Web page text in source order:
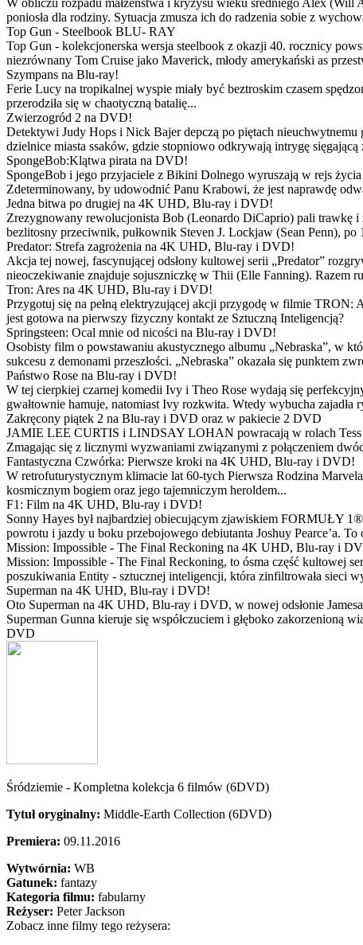
W obliczu rozpadu małżeństwa i kryzysu wieku średniego Alex (Will
poniosła dla rodziny. Sytuacja zmusza ich do radzenia sobie z
Top Gun - Steelbook BLU- RAY
Top Gun - kolekcjonerska wersja steelbook z okazji 40. rocznicy
niezrównany Tom Cruise jako Maverick, młody amerykański as
Szympans na Blu-ray!
Ferie Lucy na tropikalnej wyspie miały być beztroskim czasem
przerodziła się w chaotyczną batalię...
Zwierzogród 2 na DVD!
Detektywi Judy Hops i Nick Bajer depczą po piętach
dzielnice miasta ssaków, gdzie stopniowo odkrywają intrygę
SpongeBob:Klątwa pirata na DVD!
SpongeBob i jego przyjaciele z Bikini Dolnego wyruszają w rejs
Zdeterminowany, by udowodnić Panu Krabowi, że jest naprawdę
Jedna bitwa po drugiej na 4K UHD, Blu-ray i DVD!
Zrezygnowany rewolucjonista Bob (Leonardo DiCaprio) pali trawkę i
bezlitosny przeciwnik, pułkownik Steven J. Lockjaw (Sean Penn),
Predator: Strefa zagrożenia na 4K UHD, Blu-ray i DVD!
Akcja tej nowej, fascynującej odsłony kultowej serii „Predator”
nieoczekiwanie znajduje sojuszniczkę w Thii (Elle Fanning). Razem
Tron: Ares na 4K UHD, Blu-ray i DVD!
Przygotuj się na pełną elektryzującej akcji przygodę w filmie TRON:
jest gotowa na pierwszy fizyczny kontakt ze Sztuczną Inteligencją?
Springsteen: Ocal mnie od nicości na Blu-ray i DVD!
Osobisty film o powstawaniu akustycznego albumu „Nebraska”, w
sukcesu z demonami przeszłości. „Nebraska” okazała się punktem
Państwo Rose na Blu-ray i DVD!
W tej cierpkiej czarnej komedii Ivy i Theo Rose wydają się
gwałtownie hamuje, natomiast Ivy rozkwita. Wtedy wybucha zajadła
Zakręcony piątek 2 na Blu-ray i DVD oraz w pakiecie 2 DVD
JAMIE LEE CURTIS i LINDSAY LOHAN powracają w rolach Tess i
Zmagając się z licznymi wyzwaniami związanymi z połączeniem
Fantastyczna Czwórka: Pierwsze kroki na 4K UHD, Blu-ray i DVD!
W retrofuturystycznym klimacie lat 60-tych Pierwsza Rodzina
kosmicznym bogiem oraz jego tajemniczym heroldem...
F1: Film na 4K UHD, Blu-ray i DVD!
Sonny Hayes był najbardziej obiecującym zjawiskiem FORMUŁY
powrotu i jazdy u boku przebojowego debiutanta Joshuy Pearce’a. To
Mission: Impossible - The Final Reckoning na 4K UHD, Blu-ray i
Mission: Impossible - The Final Reckoning, to ósma część kultowej
poszukiwania Entity - sztucznej inteligencji, która zinfiltrowała sieci
Superman na 4K UHD, Blu-ray i DVD!
Oto Superman na 4K UHD, Blu-ray i DVD, w nowej odsłonie
Superman Gunna kieruje się współczuciem i głęboko zakorzenioną
DVD
Śródziemie - Kompletna kolekcja 6 filmów (6DVD)
Tytuł oryginalny: Middle-Earth Collection (6DVD)
Premiera: 09.11.2016
Wytwórnia: WB
Gatunek: fantazy
Kategoria filmu: fabularny
Reżyser: Peter Jackson
Zobacz inne filmy tego reżysera: